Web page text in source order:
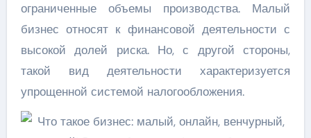
ограниченные объемы производства. Малый
бизнес относят к финансовой деятельности с
высокой долей риска. Но, с другой стороны,
такой вид деятельности характеризуется
упрощенной системой налогообложения.